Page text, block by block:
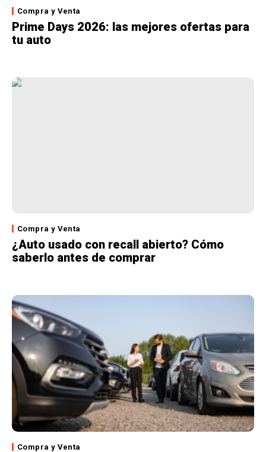
Compra y Venta
Prime Days 2026: las mejores ofertas para
tu auto
Compra y Venta
¿Auto usado con recall abierto? Cómo
saberlo antes de comprar
Compra y Venta